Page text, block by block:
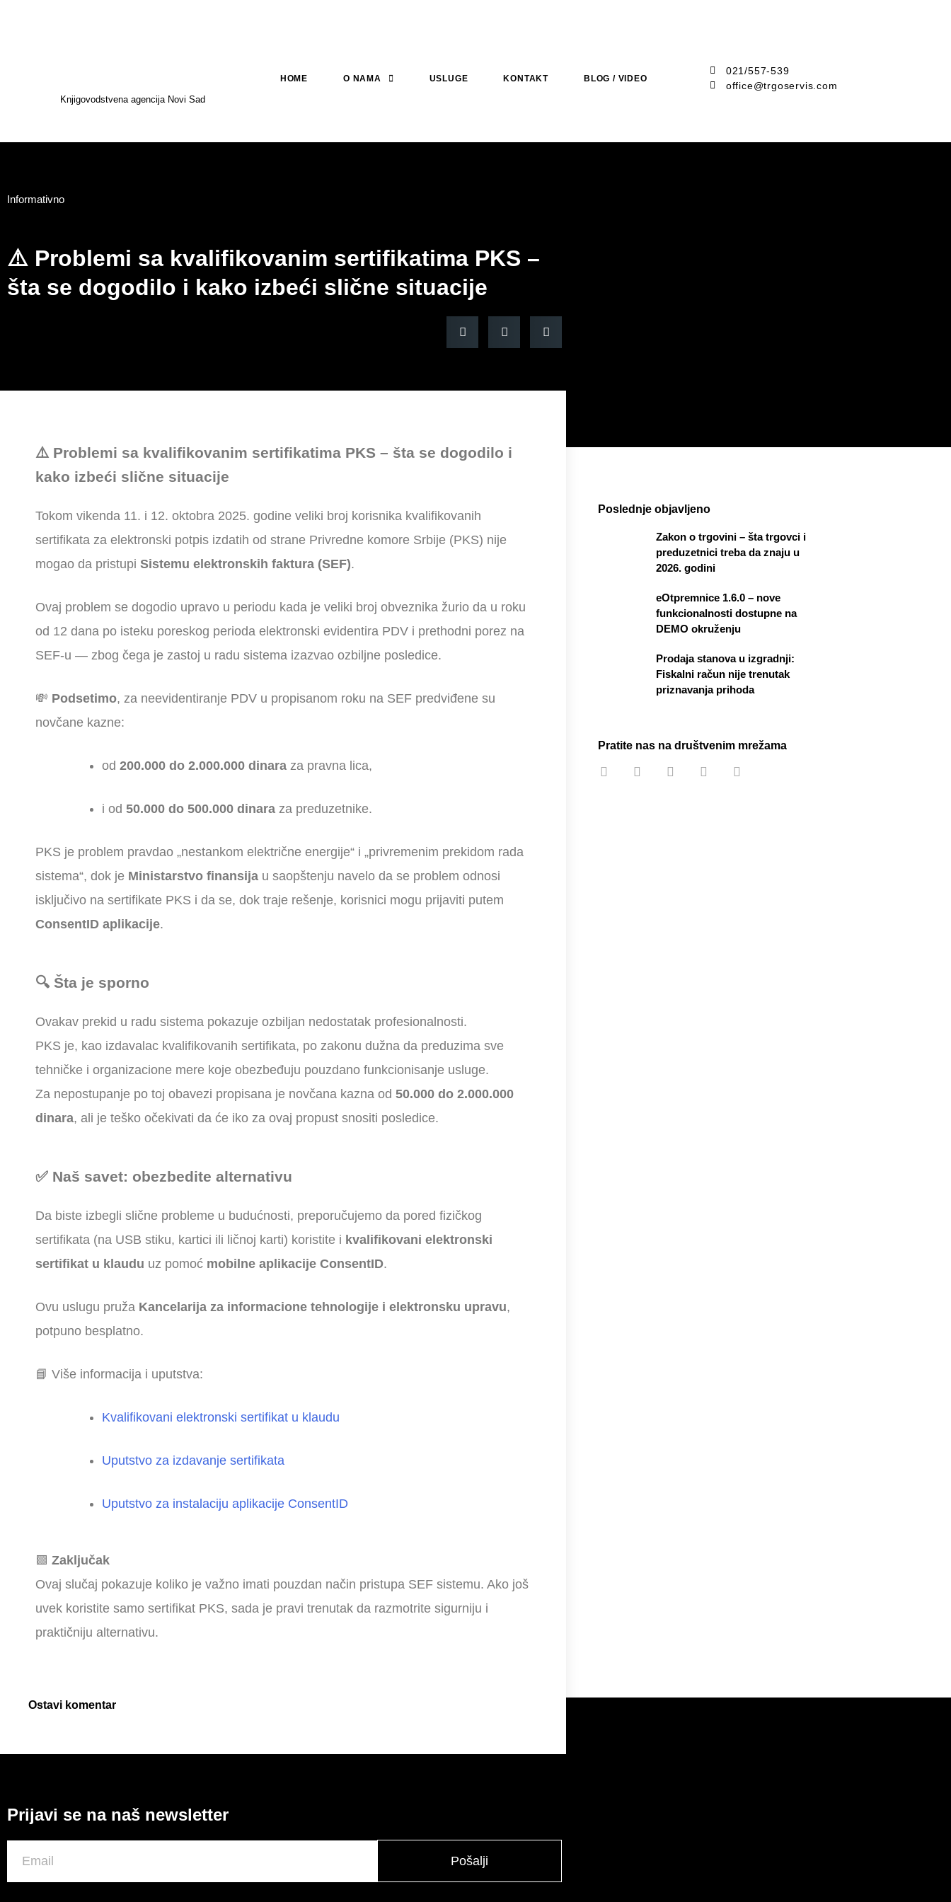
Knjigovodstvena agencija Novi Sad
HOME O NAMA USLUGE KONTAKT BLOG / VIDEO
021/557-539
office@trgoservis.com
Informativno
⚠️ Problemi sa kvalifikovanim sertifikatima PKS –
šta se dogodilo i kako izbeći slične situacije
⚠️ Problemi sa kvalifikovanim sertifikatima PKS – šta se dogodilo i
kako izbeći slične situacije
Tokom vikenda 11. i 12. oktobra 2025. godine veliki broj korisnika kvalifikovanih
sertifikata za elektronski potpis izdatih od strane Privredne komore Srbije (PKS) nije
mogao da pristupi Sistemu elektronskih faktura (SEF).
Ovaj problem se dogodio upravo u periodu kada je veliki broj obveznika žurio da u roku
od 12 dana po isteku poreskog perioda elektronski evidentira PDV i prethodni porez na
SEF-u — zbog čega je zastoј u radu sistema izazvao ozbiljne posledice.
💸 Podsetimo, za neevidentiranje PDV u propisanom roku na SEF predviđene su
novčane kazne:
od 200.000 do 2.000.000 dinara za pravna lica,
i od 50.000 do 500.000 dinara za preduzetnike.
PKS je problem pravdao „nestankom električne energije“ i „privremenim prekidom rada
sistema“, dok je Ministarstvo finansija u saopštenju navelo da se problem odnosi
isključivo na sertifikate PKS i da se, dok traje rešenje, korisnici mogu prijaviti putem
ConsentID aplikacije.
🔍 Šta je sporno
Ovakav prekid u radu sistema pokazuje ozbiljan nedostatak profesionalnosti.
PKS je, kao izdavalac kvalifikovanih sertifikata, po zakonu dužna da preduzima sve
tehničke i organizacione mere koje obezbeđuju pouzdano funkcionisanje usluge.
Za nepostupanje po toj obavezi propisana je novčana kazna od 50.000 do 2.000.000
dinara, ali je teško očekivati da će iko za ovaj propust snositi posledice.
✅ Naš savet: obezbedite alternativu
Da biste izbegli slične probleme u budućnosti, preporučujemo da pored fizičkog
sertifikata (na USB stiku, kartici ili ličnoj karti) koristite i kvalifikovani elektronski
sertifikat u klaudu uz pomoć mobilne aplikacije ConsentID.
Ovu uslugu pruža Kancelarija za informacione tehnologije i elektronsku upravu,
potpuno besplatno.
📘 Više informacija i uputstva:
Kvalifikovani elektronski sertifikat u klaudu
Uputstvo za izdavanje sertifikata
Uputstvo za instalaciju aplikacije ConsentID
🟩 Zaključak
Ovaj slučaj pokazuje koliko je važno imati pouzdan način pristupa SEF sistemu. Ako još
uvek koristite samo sertifikat PKS, sada je pravi trenutak da razmotrite sigurniju i
praktičniju alternativu.
Ostavi komentar
Poslednje objavljeno
Zakon o trgovini – šta trgovci i
preduzetnici treba da znaju u
2026. godini
eOtpremnice 1.6.0 – nove
funkcionalnosti dostupne na
DEMO okruženju
Prodaja stanova u izgradnji:
Fiskalni račun nije trenutak
priznavanja prihoda
Pratite nas na društvenim mrežama
Prijavi se na naš newsletter
Pošalji